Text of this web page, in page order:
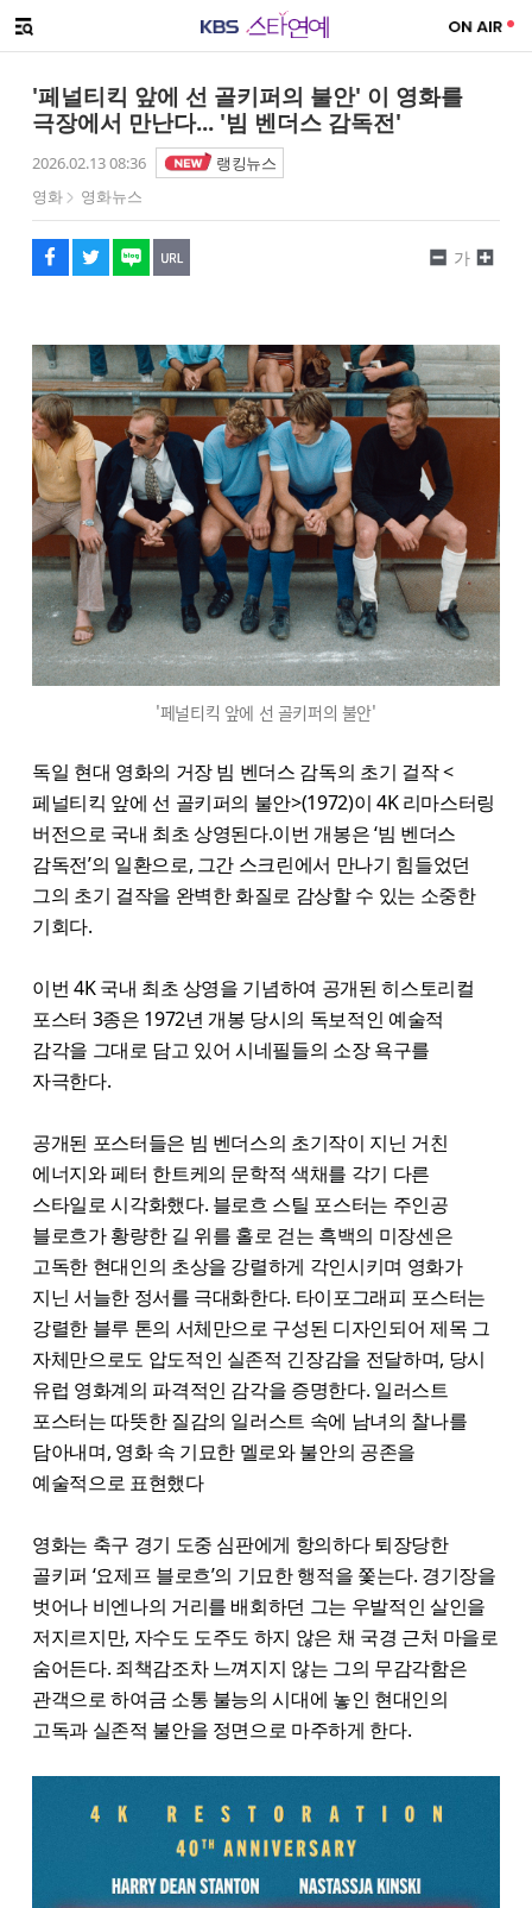
메뉴 열기
'페널티킥 앞에 선 골키퍼의 불안' 이 영화를
극장에서 만난다... '빔 벤더스 감독전'
2026.02.13 08:36
랭킹뉴스
영화
영화뉴스
페이스북
트위터
네이버
URL복사
글씨 작게보기
가
글씨 크게보기
'페널티킥 앞에 선 골키퍼의 불안'
독일 현대 영화의 거장 빔 벤더스 감독의 초기 걸작 <
페널티킥 앞에 선 골키퍼의 불안>(1972)이 4K 리마스터링
버전으로 국내 최초 상영된다.이번 개봉은 ‘빔 벤더스
감독전’의 일환으로, 그간 스크린에서 만나기 힘들었던
그의 초기 걸작을 완벽한 화질로 감상할 수 있는 소중한
기회다.
이번 4K 국내 최초 상영을 기념하여 공개된 히스토리컬
포스터 3종은 1972년 개봉 당시의 독보적인 예술적
감각을 그대로 담고 있어 시네필들의 소장 욕구를
자극한다.
공개된 포스터들은 빔 벤더스의 초기작이 지닌 거친
에너지와 페터 한트케의 문학적 색채를 각기 다른
스타일로 시각화했다. 블로흐 스틸 포스터는 주인공
블로흐가 황량한 길 위를 홀로 걷는 흑백의 미장센은
고독한 현대인의 초상을 강렬하게 각인시키며 영화가
지닌 서늘한 정서를 극대화한다. 타이포그래피 포스터는
강렬한 블루 톤의 서체만으로 구성된 디자인되어 제목 그
자체만으로도 압도적인 실존적 긴장감을 전달하며, 당시
유럽 영화계의 파격적인 감각을 증명한다. 일러스트
포스터는 따뜻한 질감의 일러스트 속에 남녀의 찰나를
담아내며, 영화 속 기묘한 멜로와 불안의 공존을
예술적으로 표현했다
영화는 축구 경기 도중 심판에게 항의하다 퇴장당한
골키퍼 ‘요제프 블로흐’의 기묘한 행적을 쫓는다. 경기장을
벗어나 비엔나의 거리를 배회하던 그는 우발적인 살인을
저지르지만, 자수도 도주도 하지 않은 채 국경 근처 마을로
숨어든다. 죄책감조차 느껴지지 않는 그의 무감각함은
관객으로 하여금 소통 불능의 시대에 놓인 현대인의
고독과 실존적 불안을 정면으로 마주하게 한다.